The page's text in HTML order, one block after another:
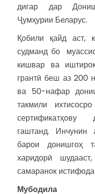
дигар дар
Ҷумҳурии Беларус.
Қобили қайд аст,
судманд бо
кишвар ва
грантӣ беш аз 200
ва 50-нафар
такмили
сертификатҳову
гаштанд. Инчунин
барои донишгоҳ
харидорӣ
самаранок
Мубодила